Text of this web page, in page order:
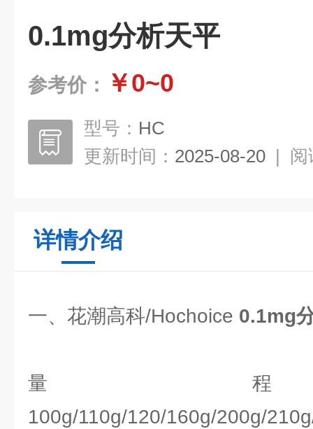
0.1mg分析天平
参考价： ￥0~0
型号： HC
更新时间： 2025-08-20 | 阅
详情介绍
一、花潮高科/Hochoice 0.1mg
量
100g/110g/120/160g/200g/